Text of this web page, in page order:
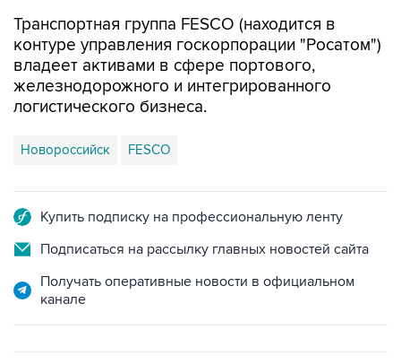
Транспортная группа FESCO (находится в
контуре управления госкорпорации "Росатом")
владеет активами в сфере портового,
железнодорожного и интегрированного
логистического бизнеса.
Новороссийск FESCO
Купить подписку на профессиональную ленту
Подписаться на рассылку главных новостей сайта
Получать оперативные новости в официальном
канале